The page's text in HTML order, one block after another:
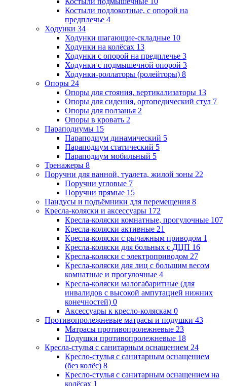
Костыли подлокотные, с опорой на
предплечье 4
Ходунки 34
Ходунки шагающие-складные 10
Ходунки на колёсах 13
Ходунки с опорой на предплечье 3
Ходунки с подмышечной опорой 3
Ходунки-роллаторы (ролейторы) 8
Опоры 24
Опоры для стояния, вертикализаторы 13
Опоры для сидения, ортопедический стул 7
Опоры для ползанья 2
Опоры в кровать 2
Параподиумы 15
Параподиум динамический 5
Параподиум статический 5
Параподиум мобильный 5
Тренажеры 8
Поручни для ванной, туалета, жилой зоны 22
Поручни угловые 7
Поручни прямые 15
Пандусы и подъёмники для перемещения 8
Кресла-коляски и аксессуары 172
Кресла-коляски комнатные, прогулочные 107
Кресла-коляски активные 21
Кресла-коляски с рычажным приводом 1
Кресла-коляски для больных с ДЦП 16
Кресла-коляски с электроприводом 27
Кресла-коляски для лиц с большим весом
комнатные и прогулочные 4
Кресла-коляски малогабаритные (для
инвалидов с высокой ампутацией нижних
конечностей) 0
Аксессуары к кресло-коляскам 0
Противопролежневые матрасы и подушки 43
Матрасы противопролежневые 23
Подушки противопролежневые 18
Кресла-стулья с санитарным оснащением 24
Кресло-стулья с санитарным оснащением
(без колёс) 8
Кресло-стулья с санитарным оснащением на
колёсах 1